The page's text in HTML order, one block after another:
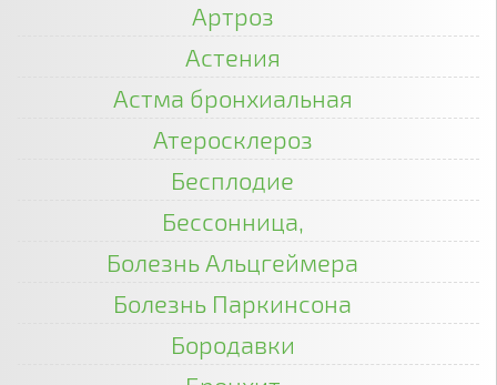
Артроз
Астения
Астма бронхиальная
Атеросклероз
Бесплодие
Бессонница,
Болезнь Альцгеймера
Болезнь Паркинсона
Бородавки